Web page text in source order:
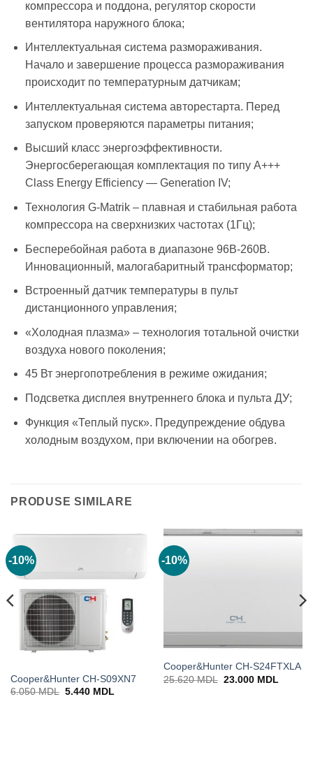
компрессора и поддона, регулятор скорости
вентилятора наружного блока;
Интеллектуальная система размораживания.
Начало и завершение процесса размораживания
происходит по температурным датчикам;
Интеллектуальная система авторестарта. Перед
запуском проверяются параметры питания;
Высший класс энергоэффективности.
Энергосберегающая комплектация по типу A+++
Class Energy Efficiency — Generation IV;
Технология G-Matrik – плавная и стабильная работа
компрессора на сверхнизких частотах (1Гц);
Бесперебойная работа в диапазоне 96В-260В.
Инновационный, малогабаритный трансформатор;
Встроенный датчик температуры в пульт
дистанционного управления;
«Холодная плазма» – технология тотальной очистки
воздуха нового поколения;
45 Вт энергопотребления в режиме ожидания;
Подсветка дисплея внутреннего блока и пульта ДУ;
Функция «Теплый пуск». Предупреждение обдува
холодным воздухом, при включении на обогрев.
PRODUSE SIMILARE
-10%
Cooper&Hunter CH-S09XN7
6.050MDL Prețul
5.440 MDLPrețul
-10%
Cooper&Hunter CH-S24FTXLA
25.620MDL Prețul
23.000 MDL